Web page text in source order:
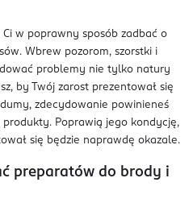
w poprawny sposób zadbać o
Wbrew pozorom, szorstki i
problemy nie tylko natury
by Twój zarost prezentował się
zdecydowanie powinieneś
Poprawią jego kondycję,
się będzie naprawdę okazale.
preparatów do brody i